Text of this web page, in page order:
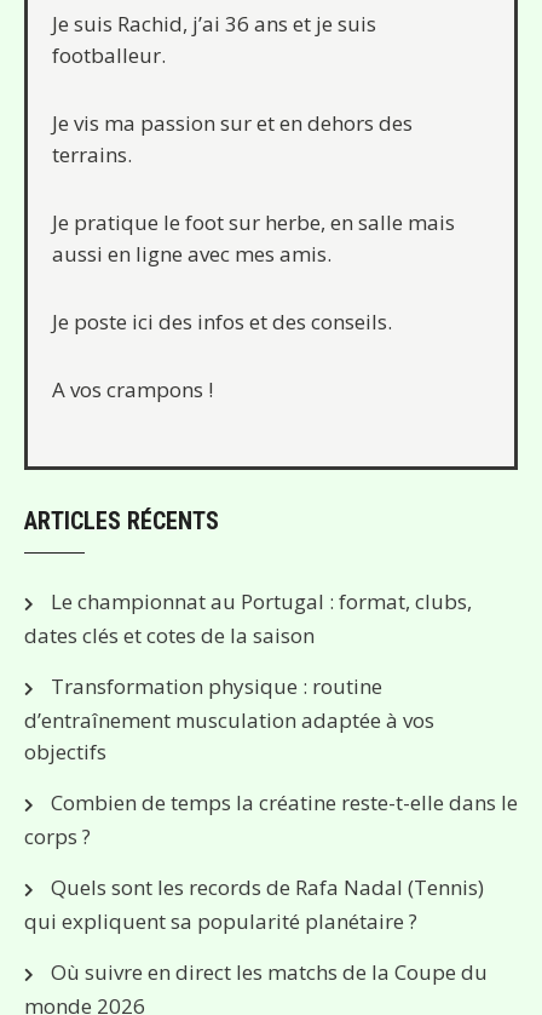
Je suis Rachid, j’ai 36 ans et je suis
footballeur.
Je vis ma passion sur et en dehors des
terrains.
Je pratique le foot sur herbe, en salle mais
aussi en ligne avec mes amis.
Je poste ici des infos et des conseils.
A vos crampons !
ARTICLES RÉCENTS
Le championnat au Portugal : format, clubs,
dates clés et cotes de la saison
Transformation physique : routine
d’entraînement musculation adaptée à vos
objectifs
Combien de temps la créatine reste-t-elle dans le
corps ?
Quels sont les records de Rafa Nadal (Tennis)
qui expliquent sa popularité planétaire ?
Où suivre en direct les matchs de la Coupe du
monde 2026